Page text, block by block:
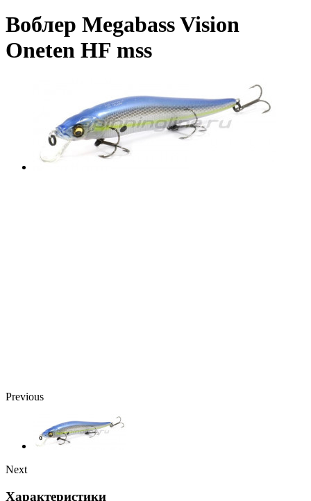
Воблер Megabass Vision
Oneten HF mss
Previous
Next
Характеристики